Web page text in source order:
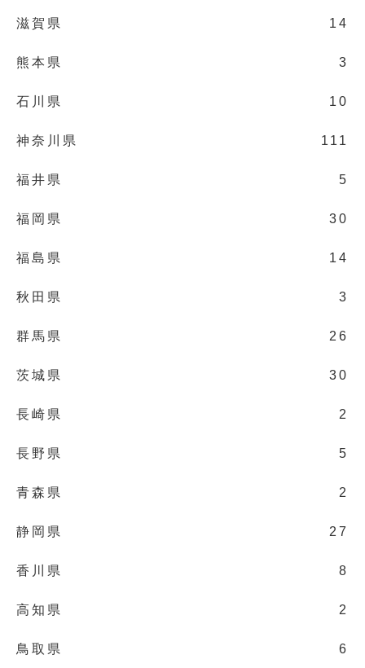
滋賀県 14
熊本県 3
石川県 10
神奈川県 111
福井県 5
福岡県 30
福島県 14
秋田県 3
群馬県 26
茨城県 30
長崎県 2
長野県 5
青森県 2
静岡県 27
香川県 8
高知県 2
鳥取県 6